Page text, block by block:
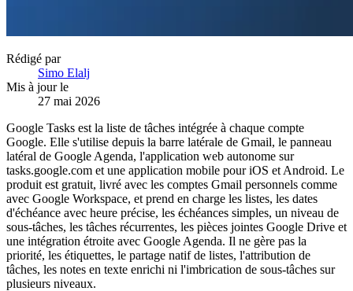
Rédigé par
Simo Elalj
Mis à jour le
27 mai 2026
Google Tasks est la liste de tâches intégrée à chaque compte
Google. Elle s'utilise depuis la barre latérale de Gmail, le panneau
latéral de Google Agenda, l'application web autonome sur
tasks.google.com et une application mobile pour iOS et Android. Le
produit est gratuit, livré avec les comptes Gmail personnels comme
avec Google Workspace, et prend en charge les listes, les dates
d'échéance avec heure précise, les échéances simples, un niveau de
sous-tâches, les tâches récurrentes, les pièces jointes Google Drive et
une intégration étroite avec Google Agenda. Il ne gère pas la
priorité, les étiquettes, le partage natif de listes, l'attribution de
tâches, les notes en texte enrichi ni l'imbrication de sous-tâches sur
plusieurs niveaux.